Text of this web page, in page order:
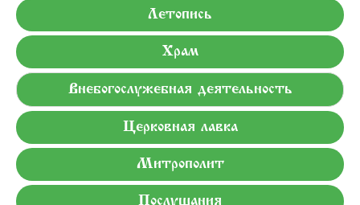
Летопись
Храм
Внебогослужебная деятельность
Церковная лавка
Митрополит
Послушания